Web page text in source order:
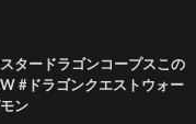
タードラゴンコープスこの
#ドラゴンクエストウォー
ン